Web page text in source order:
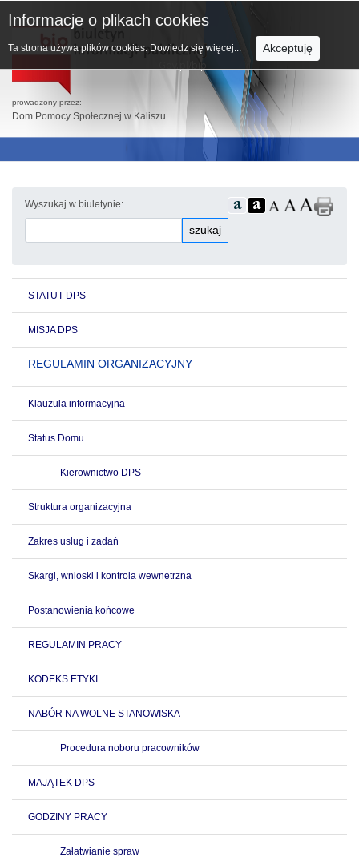
prowadzony przez:
Dom Pomocy Społecznej w Kaliszu
Wyszukaj w biuletynie:
szukaj
STATUT DPS
MISJA DPS
REGULAMIN ORGANIZACYJNY
Klauzula informacyjna
Status Domu
Kierownictwo DPS
Struktura organizacyjna
Zakres usług i zadań
Skargi, wnioski i kontrola wewnetrzna
Postanowienia końcowe
REGULAMIN PRACY
KODEKS ETYKI
NABÓR NA WOLNE STANOWISKA
Procedura noboru pracowników
MAJĄTEK DPS
GODZINY PRACY
Załatwianie spraw
Informacje o plikach cookies
Ta strona używa plików cookies. Dowiedz się więcej... Akceptuję